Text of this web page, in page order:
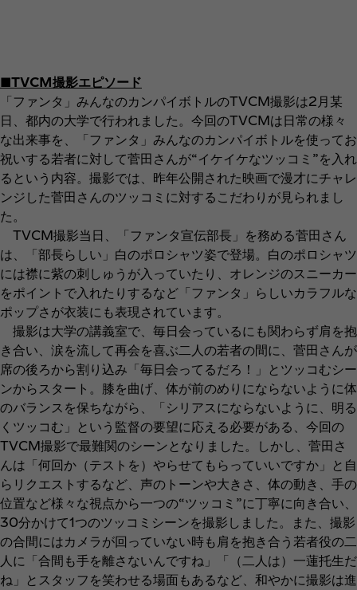
■TVCM撮影エピソード
「ファンタ」みんなのカンパイボトルのTVCM撮影は2月某
日、都内の大学で行われました。今回のTVCMは日常の様々
な出来事を、「ファンタ」みんなのカンパイボトルを使ってお
祝いする若者に対して菅田さんが“イケイケなツッコミ”を入れ
るという内容。撮影では、昨年公開された映画で漫才にチャレ
ンジした菅田さんのツッコミに対するこだわりが見られまし
た。
TVCM撮影当日、「ファンタ宣伝部長」を務める菅田さん
は、「部長らしい」白のポロシャツ姿で登場。白のポロシャツ
には襟に紫の刺しゅうが入っていたり、オレンジのスニーカー
をポイントで入れたりするなど「ファンタ」らしいカラフルな
ポップさが衣装にも表現されています。
撮影は大学の講義室で、毎日会っているにも関わらず肩を抱
き合い、涙を流して再会を喜ぶ二人の若者の間に、菅田さんが
席の後ろから割り込み「毎日会ってるだろ！」とツッコむシー
ンからスタート。膝を曲げ、体が前のめりにならないように体
のバランスを保ちながら、「シリアスにならないように、明る
くツッコむ」という監督の要望に応える必要がある、今回の
TVCM撮影で最難関のシーンとなりました。しかし、菅田さ
んは「何回か（テストを）やらせてもらっていいですか」と自
らリクエストするなど、声のトーンや大きさ、体の動き、手の
位置など様々な視点から一つの“ツッコミ”に丁寧に向き合い、
30分かけて1つのツッコミシーンを撮影しました。また、撮影
の合間にはカメラが回っていない時も肩を抱き合う若者役の二
人に「合間も手を離さないんですね」「（二人は）一蓮托生だ
ね」とスタッフを笑わせる場面もあるなど、和やかに撮影は進